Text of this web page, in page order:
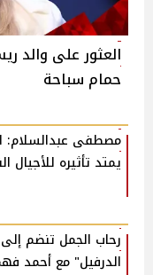
العثور على والد
حمام سباحة
مصطفى عبدالسلام:
يمتد تأثيره للأجيال
رحاب الجمل تنضم
الدرفيل" مع أحمد